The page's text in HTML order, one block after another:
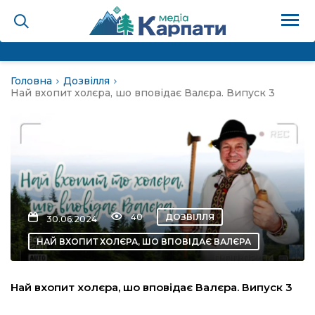
голос гірського
холєра, шо вповідає
Головна
Дозвілля
Най вхопит холєра, шо вповідає Валєра. Випуск 3
30.06.2024 40 ДОЗВІЛЛЯ
НАЙ ВХОПИТ ХОЛЄРА, ШО ВПОВІДАЄ ВАЛЄРА
Най вхопит холєра, шо вповідає Валєра. Випуск 3